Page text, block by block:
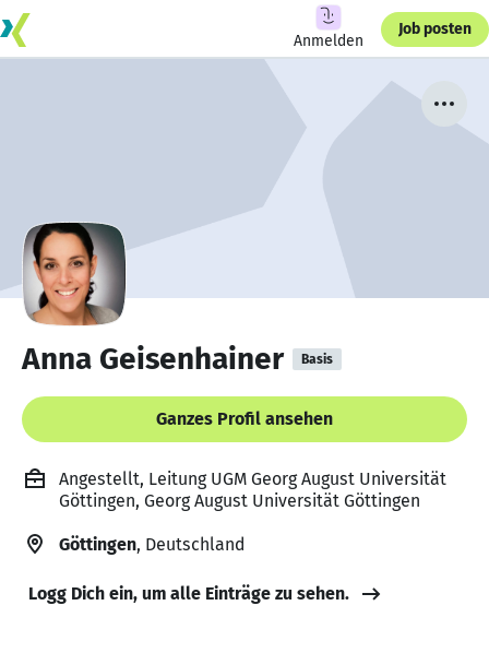
Anmelden
Job posten
Anna Geisenhainer Basis
Ganzes Profil ansehen
Angestellt, Leitung UGM Georg August Universität
Göttingen, Georg August Universität Göttingen
Göttingen, Deutschland
Logg Dich ein, um alle Einträge zu sehen.